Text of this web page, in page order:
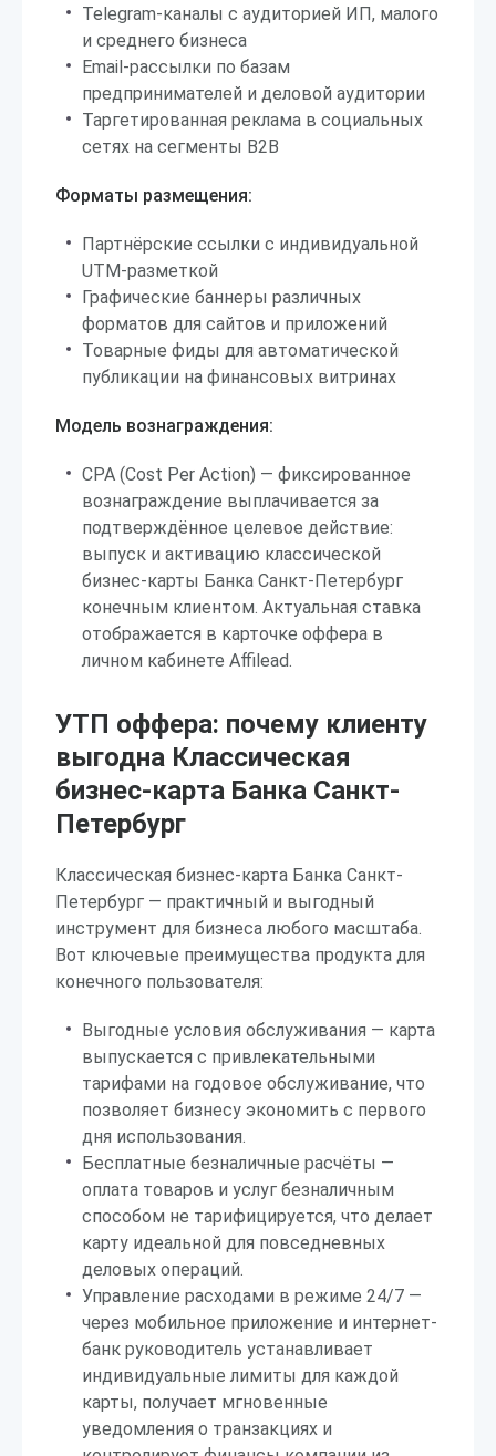
Telegram-каналы с аудиторией ИП, малого
и среднего бизнеса
Email-рассылки по базам
предпринимателей и деловой аудитории
Таргетированная реклама в социальных
сетях на сегменты B2B
Форматы размещения:
Партнёрские ссылки с индивидуальной
UTM-разметкой
Графические баннеры различных
форматов для сайтов и приложений
Товарные фиды для автоматической
публикации на финансовых витринах
Модель вознаграждения:
CPA (Cost Per Action) — фиксированное
вознаграждение выплачивается за
подтверждённое целевое действие:
выпуск и активацию классической
бизнес-карты Банка Санкт-Петербург
конечным клиентом. Актуальная ставка
отображается в карточке оффера в
личном кабинете Affilead.
УТП оффера: почему клиенту
выгодна Классическая
бизнес-карта Банка Санкт-
Петербург
Классическая бизнес-карта Банка Санкт-
Петербург — практичный и выгодный
инструмент для бизнеса любого масштаба.
Вот ключевые преимущества продукта для
конечного пользователя:
Выгодные условия обслуживания — карта
выпускается с привлекательными
тарифами на годовое обслуживание, что
позволяет бизнесу экономить с первого
дня использования.
Бесплатные безналичные расчёты —
оплата товаров и услуг безналичным
способом не тарифицируется, что делает
карту идеальной для повседневных
деловых операций.
Управление расходами в режиме 24/7 —
через мобильное приложение и интернет-
банк руководитель устанавливает
индивидуальные лимиты для каждой
карты, получает мгновенные
уведомления о транзакциях и